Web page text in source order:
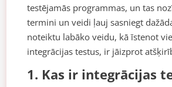
testējamās programmas, un tas
termini un veidi ļauj sasniegt
noteiktu labāko veidu, kā īstenot
integrācijas testus, ir jāizprot
1. Kas ir integrācijas